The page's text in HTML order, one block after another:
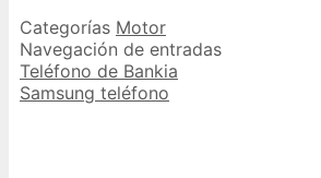
Categorías Motor
Navegación de entradas
Teléfono de Bankia
Samsung teléfono